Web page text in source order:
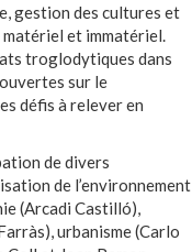
gestion des cultures et
et immatériel.
troglodytiques dans
sur le
défis à relever en
de divers
de l’environnement
(Arcadi Castilló),
urbanisme (Carlo